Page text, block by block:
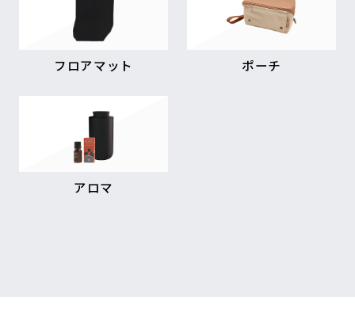
フロアマット ポーチ
アロマ